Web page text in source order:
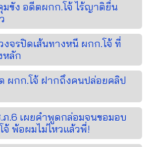
มขัง อดีตผกก.โจ้ ไร้ญาติยื่น
งจรปิดเส้นทางหนี ผกก.โจ้ ที่
หลัก
ผกก.โจ้ ฝากถึงคนปล่อยคลิป
ภ.6 เผยคำพูดกล่อมจนขอมอบ
จ้ พ้อผมไม่ไหวแล้วพี่!